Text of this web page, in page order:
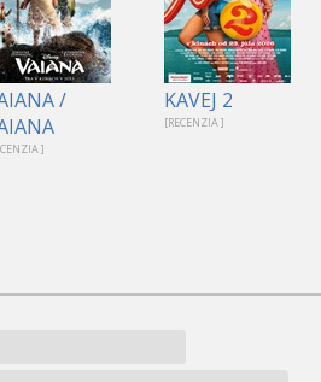
/
]
KAVEJ 2
[RECENZIA ]